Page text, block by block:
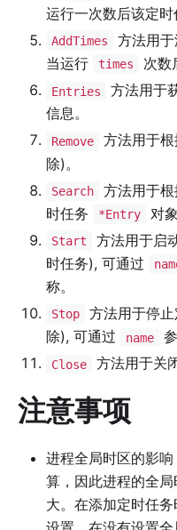
运行一次数后该定时
AddTimes
方法用
当运行
times 次数
Entries
方法用于
信息。
Remove
方法用于
除)。
Search
方法用于
时任务
*Entry 对
Start 方法用于启
时任务), 可通过
称。
Stop 方法用于停
除), 可通过
name
Close 方法用于关
注意事项
进程全局时区的影
算，因此进程的全
大。在添加定时任